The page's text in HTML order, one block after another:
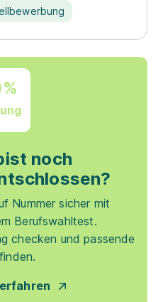
noch
Nummer sicher mit
Berufswahltest.
checken und passende